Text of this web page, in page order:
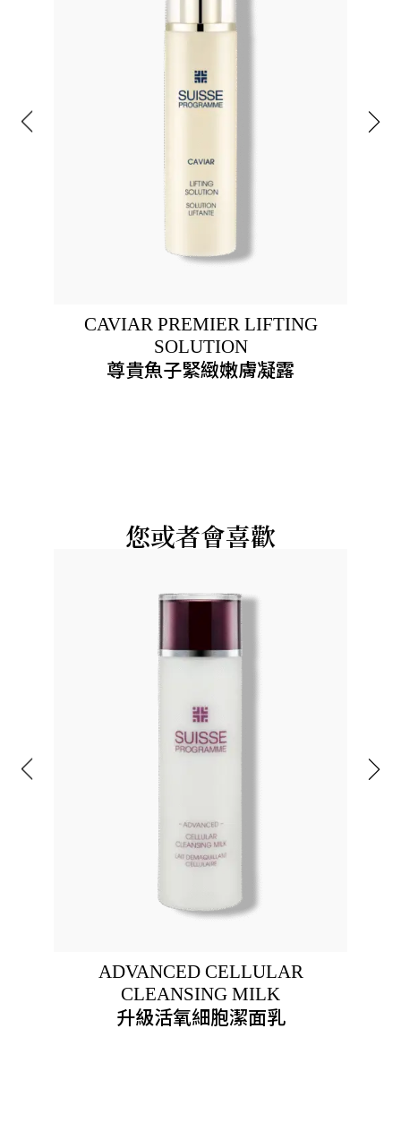
CAVIAR PREMIER LIFTING
SOLUTION
尊貴魚子緊緻嫩膚凝露
您或者會喜歡
ADVANCED CELLULAR
CLEANSING MILK
升級活氧細胞潔面乳